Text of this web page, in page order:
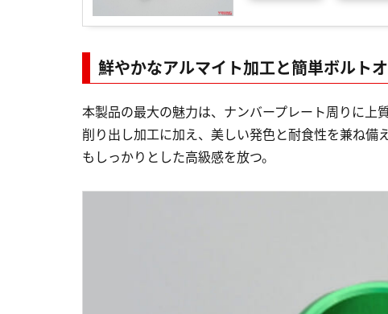
鮮やかなアルマイト加工と簡単ボルト
本製品の最大の魅力は、ナンバープレート周りに上
削り出し加工に加え、美しい発色と耐食性を兼ね備
もしっかりとした高級感を放つ。